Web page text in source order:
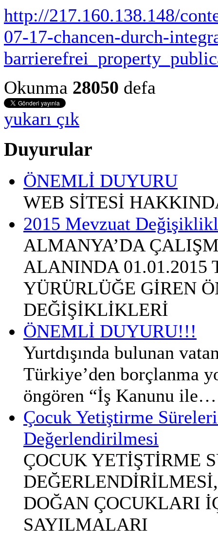
http://217.160.138.148/
07-17-chancen-durch-
Okunma 28050 defa
yukarı çık
Duyurular
ÖNEMLİ DUYURU
WEB SİTESİ
2015 Mevzuat
ALMANYA’DA
ALANINDA 01.01.2015
YÜRÜRLÜĞE GİREN
DEĞİŞİKLİKLERİ
ÖNEMLİ DUYURU!!!
Yurtdışında bulunan
Türkiye’den borçlanma
öngören “İş Kanunu ile…
Çocuk Yetiştirme
Değerlendirilmesi
ÇOCUK YETİŞTİRME
DOĞAN ÇOCUKLARI
SAYILMALARI